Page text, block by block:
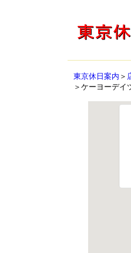
東京休日案内 ＞
＞ケーヨーデイ